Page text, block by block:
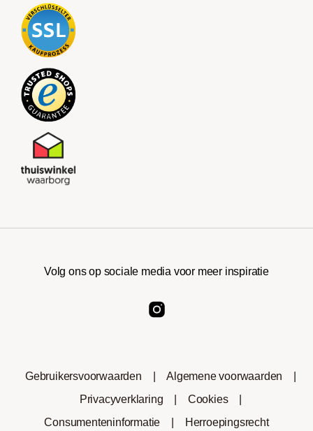
Volg ons op sociale media voor meer inspiratie
Gebruikersvoorwaarden Algemene voorwaarden
Privacyverklaring
Cookies
Consumenteninformatie
Herroepingsrecht